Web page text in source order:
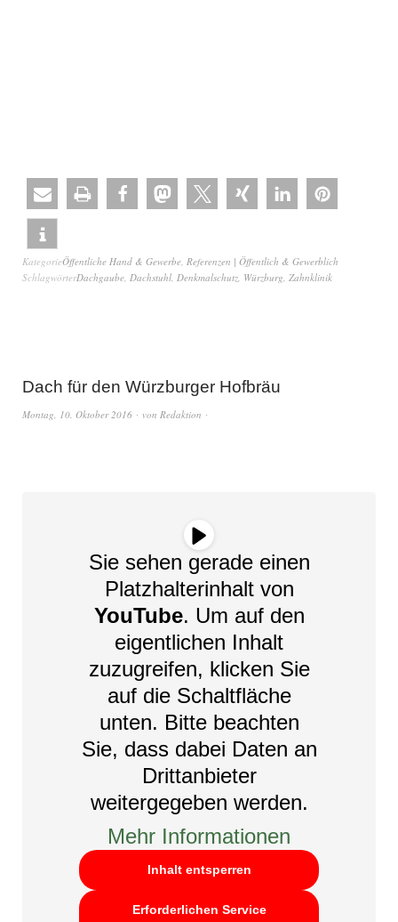
KategorieÖffentliche Hand & Gewerbe Referenzen | Öffentlich & Gewerblich
SchlagwörterDachgaube Dachstuhl Denkmalschutz Würzburg Zahnklinik
Dach für den Würzburger Hofbräu
Montag, 10. Oktober 2016 von Redaktion
Sie sehen gerade einen
Platzhalterinhalt von
YouTube. Um auf den
eigentlichen Inhalt
zuzugreifen, klicken Sie
auf die Schaltfläche
unten. Bitte beachten
Sie, dass dabei Daten an
Drittanbieter
weitergegeben werden.
Mehr Informationen
Inhalt entsperren
Erforderlichen Service